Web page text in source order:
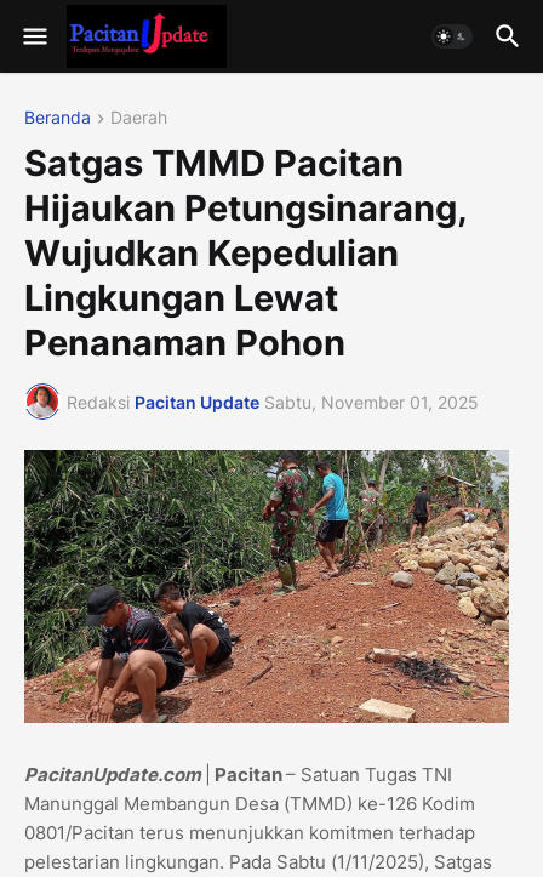
Beranda Daerah
Satgas TMMD Pacitan
Hijaukan Petungsinarang,
Wujudkan Kepedulian
Lingkungan Lewat
Penanaman Pohon
Redaksi Pacitan Update Sabtu, November 01, 2025
PacitanUpdate.com Pacitan– Satuan Tugas TNI
Manunggal Membangun Desa (TMMD) ke-126 Kodim
0801/Pacitan terus menunjukkan komitmen terhadap
pelestarian lingkungan. Pada Sabtu (1/11/2025), Satgas